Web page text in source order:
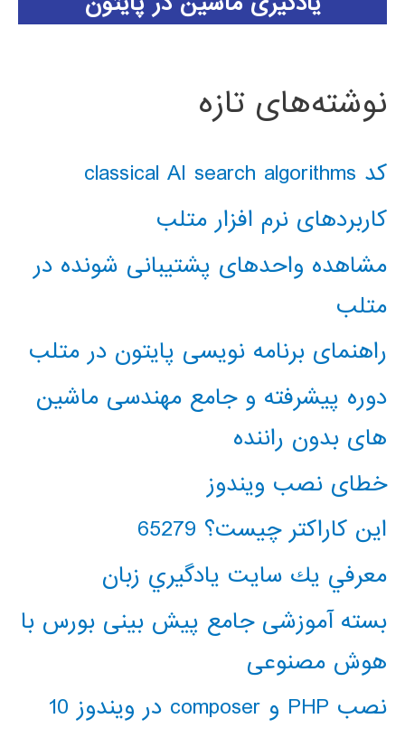
نوشته‌های تازه
کد classical AI search algorithms
کاربردهای نرم افزار متلب
مشاهده واحدهای پشتیبانی شونده در
متلب
راهنمای برنامه نویسی پایتون در متلب
دوره پیشرفته و جامع مهندسی ماشین
های بدون راننده
خطای نصب ویندوز
این کاراکتر چیست؟ 65279
معرفي يك سايت يادگيري زبان
بسته آموزشی جامع پیش بینی بورس با
هوش مصنوعی
نصب PHP و composer در ویندوز 10